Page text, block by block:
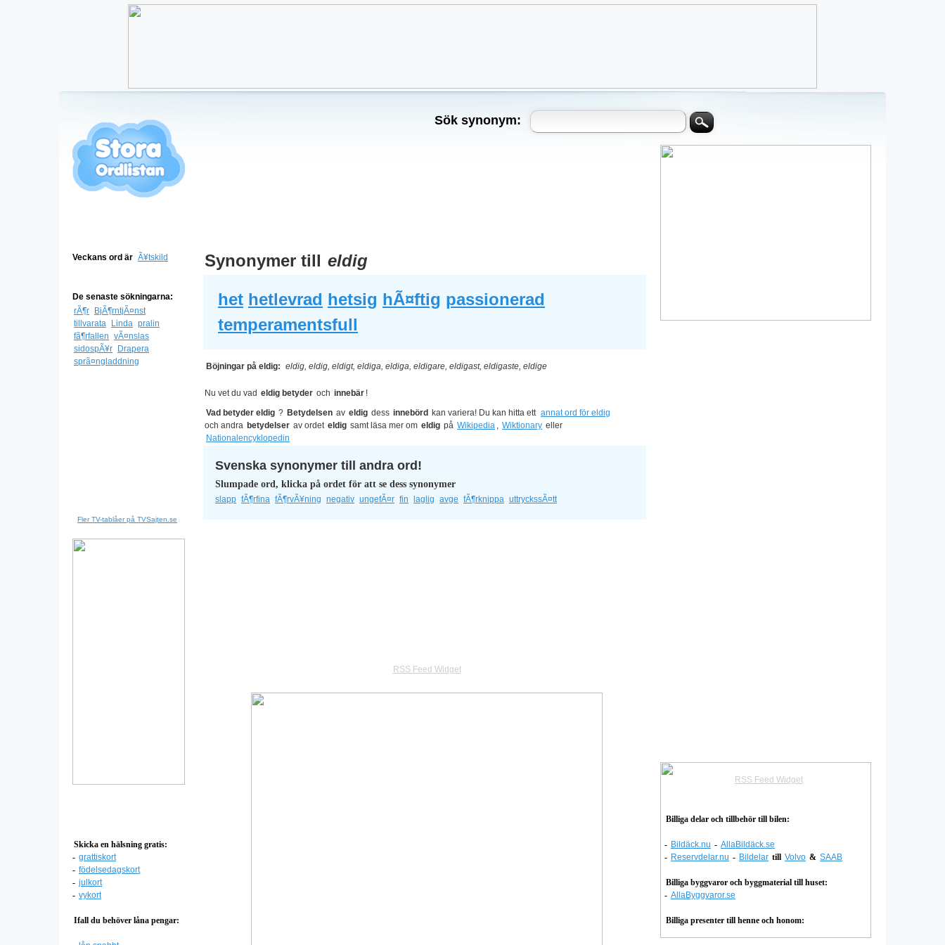
Veckans ord är Ã¥tskild
De senaste sökningarna:
rÃ¶r
BjÃ¶rntjÃ¤nst
tillvarata
Linda pralin
fã¶rfallen vÃ¤nslas
sidospÃ¥r
Drapera
sprã¤ngladdning
Fler TV-tablåer på TVSajten.se
Skicka en hälsning gratis:
- grattiskort
- födelsedagskort
- julkort
- vykort
Ifall du behöver låna pengar:
RSS Feed Widget
Billiga delar och tillbehör till bilen:
- Bildäck.nu - AllaBildäck.se
- Reservdelar.nu - Bildelar till Volvo & SAAB
Billiga byggvaror och byggmaterial till huset:
- AllaByggvaror.se
Billiga presenter till henne och honom:
Sök synonym:
Synonymer till eldig
het hetlevrad hetsig hÃ¤ftig passionerad
temperamentsfull
Böjningar på eldig: eldig, eldig, eldigt, eldiga, eldiga, eldigare, eldigast, eldigaste, eldige
Nu vet du vad eldig betyder och innebär !
Vad betyder eldig ? Betydelsen av eldig dess innebörd kan variera! Du kan hitta ett annat ord för eldig
och andra betydelser av ordet eldig samt läsa mer om eldig på Wikipedia , Wiktionary eller
Nationalencyklopedin
Svenska synonymer till andra ord!
Slumpade ord, klicka på ordet för att se dess synonymer
slapp fÃ¶rfina fÃ¶rvÃ¥ning negativ ungefÃ¤r fin laglig avge fÃ¶rknippa uttryckssÃ¤tt
RSS Feed Widget